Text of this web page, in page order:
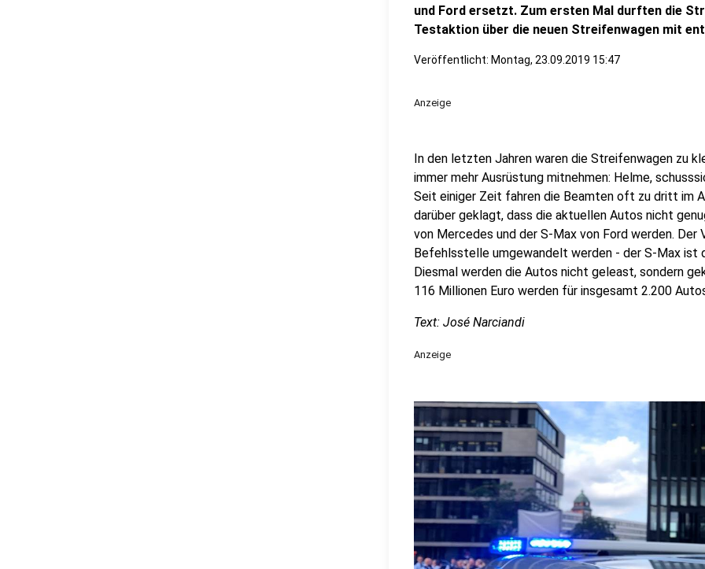
und Ford ersetzt. Zum ersten Mal durften die
Testaktion über die neuen Streifenwagen mit
Veröffentlicht: Montag, 23.09.2019 15:47
Anzeige
In den letzten Jahren waren die Streifenwagen zu
immer mehr Ausrüstung mitnehmen: Helme,
Seit einiger Zeit fahren die Beamten oft zu dritt im
darüber geklagt, dass die aktuellen Autos nicht
von Mercedes und der S-Max von Ford werden. Der
Befehlsstelle umgewandelt werden - der S-Max ist
Diesmal werden die Autos nicht geleast, sondern
116 Millionen Euro werden für insgesamt 2.200
Text: José Narciandi
Anzeige